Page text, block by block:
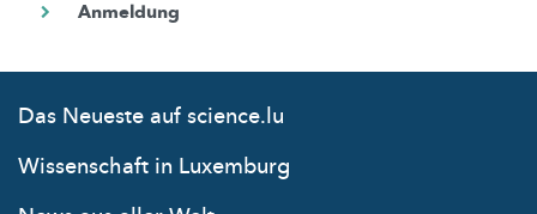
Das Neueste auf science.lu
Wissenschaft in Luxemburg